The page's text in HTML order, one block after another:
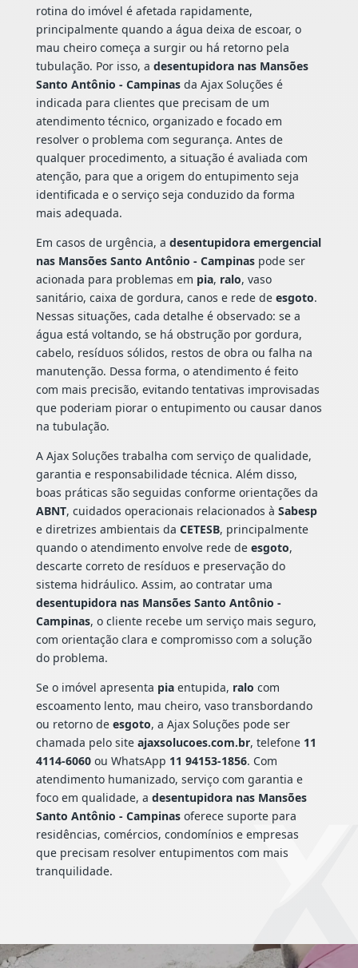
rotina do imóvel é afetada rapidamente,
principalmente quando a água deixa de escoar, o
mau cheiro começa a surgir ou há retorno pela
tubulação. Por isso, a desentupidora nas Mansões
Santo Antônio - Campinasda Ajax Soluções é
indicada para clientes que precisam de um
atendimento técnico, organizado e focado em
resolver o problema com segurança. Antes de
qualquer procedimento, a situação é avaliada com
atenção, para que a origem do entupimento seja
identificada e o serviço seja conduzido da forma
mais adequada.
Em casos de urgência, a desentupidora emergencial
nas Mansões Santo Antônio - Campinaspode ser
acionada para problemas em pia, ralo, vaso
sanitário, caixa de gordura, canos e rede de esgoto.
Nessas situações, cada detalhe é observado: se a
água está voltando, se há obstrução por gordura,
cabelo, resíduos sólidos, restos de obra ou falha na
manutenção. Dessa forma, o atendimento é feito
com mais precisão, evitando tentativas improvisadas
que poderiam piorar o entupimento ou causar danos
na tubulação.
A Ajax Soluções trabalha com serviço de qualidade,
garantia e responsabilidade técnica. Além disso,
boas práticas são seguidas conforme orientações da
ABNT, cuidados operacionais relacionados à Sabesp
e diretrizes ambientais da CETESB, principalmente
quando o atendimento envolve rede de esgoto,
descarte correto de resíduos e preservação do
sistema hidráulico. Assim, ao contratar uma
desentupidora nas Mansões Santo Antônio -
Campinas, o cliente recebe um serviço mais seguro,
com orientação clara e compromisso com a solução
do problema.
Se o imóvel apresenta piaentupida, ralo com
escoamento lento, mau cheiro, vaso transbordando
ou retorno de esgoto, a Ajax Soluções pode ser
chamada pelo site ajaxsolucoes.com.br, telefone 11
4114-6060ou WhatsApp 11 94153-1856. Com
atendimento humanizado, serviço com garantia e
foco em qualidade, a desentupidora nas Mansões
Santo Antônio - Campinasoferece suporte para
residências, comércios, condomínios e empresas
que precisam resolver entupimentos com mais
tranquilidade.